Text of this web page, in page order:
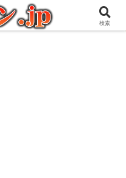
の愉快な日々を綴るブログ
検索